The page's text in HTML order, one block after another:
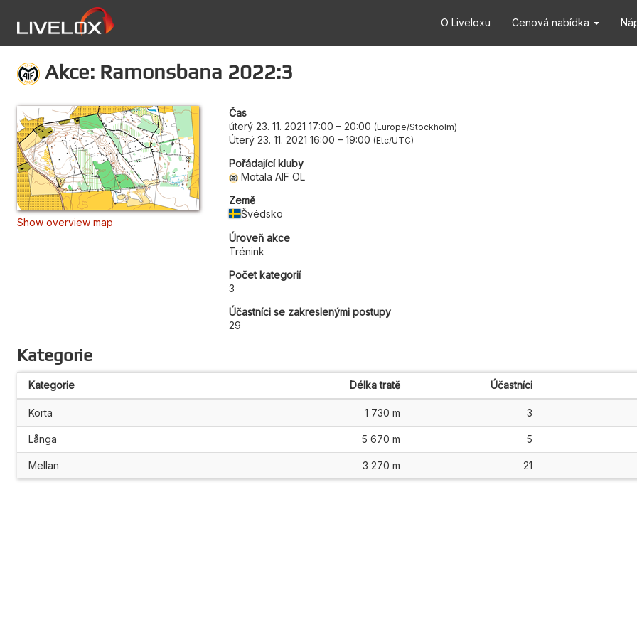
O Liveloxu Cenová nabídka
Akce: Ramonsbana 2022:3
Show overview map
Čas
úterý 23. 11. 2021 17:00 – 20:00 Europe/Stockholm
Úterý 23. 11. 2021 16:00 – 19:00 Etc/UTC
Pořádající kluby
Motala AIF OL
Země
Švédsko
Úroveň akce
Trénink
Počet kategorií
3
Účastníci se zakreslenými postupy
29
Kategorie
Kategorie Délka tratě Účastníci
Korta 1 730 m 3
Långa 5 670 m 5
Mellan 3 270 m 21